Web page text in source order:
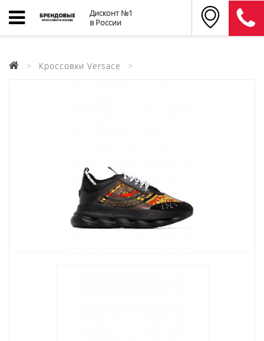
Дисконт №1
в России
Кроссовки Versace